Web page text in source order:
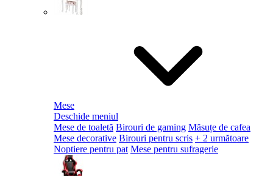
Mese
Deschide meniul
Mese de toaletă Birouri de gaming Măsuțe de cafea
Mese decorative Birouri pentru scris + 2 următoare
Noptiere pentru pat Mese pentru sufragerie